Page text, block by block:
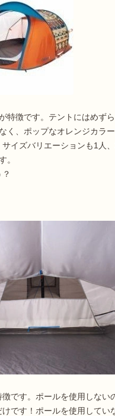
特徴です。テントにはめず
く、ポップなオレンジカラ
イズバリエーションも1人、
。
です。ポールを使用しない
です！ポールを使用してい